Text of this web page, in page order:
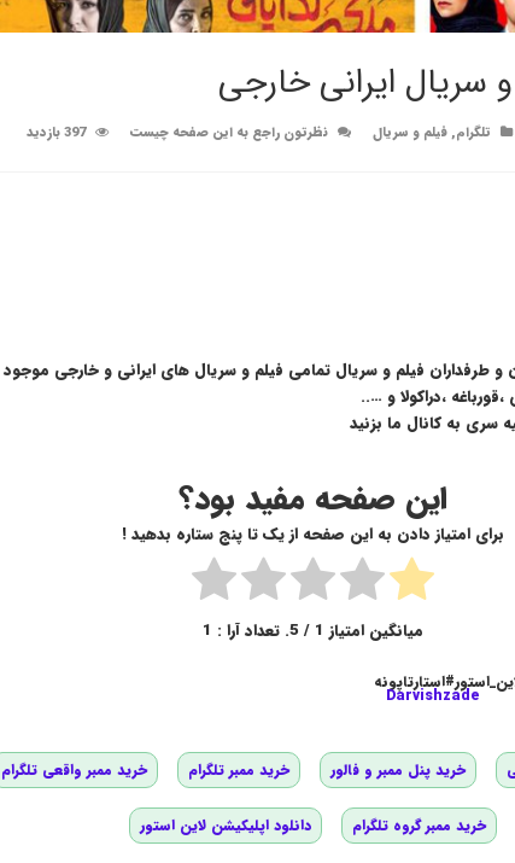
و سریال ایرانی خارجی
تلگرام,فیلم و سریال نظرتون راجع به این صفحه چیست 397 بازدید
و طرفداران فیلم و سریال تمامی فیلم و سریال های ایرانی و خارجی موجود
،دراکولا و …..
سری به کانال ما بزنید
این صفحه مفید بود؟
برای امتیاز دادن به این صفحه از یک تا پنج ستاره بدهید !
میانگین امتیاز 1 / 5. تعداد آرا : 1
Darvishzade
خرید پنل ممبر و فالور خرید ممبر تلگرام خرید ممبر واقعی تلگرام
خرید ممبر گروه تلگرام دانلود اپلیکیشن لاین استور